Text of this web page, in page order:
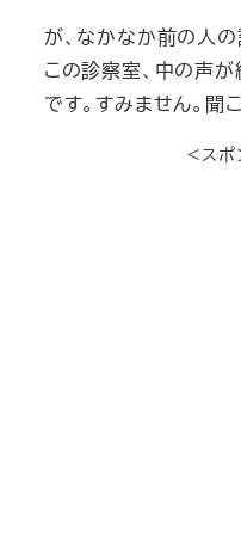
が、なかなか前の人
この診察室、中の声
です。すみません。聞
＜スポ